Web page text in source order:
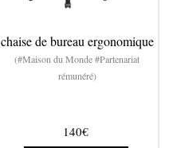
chaise de bureau ergonomique
(#Maison du Monde #Partenariat
rémunéré)
140€